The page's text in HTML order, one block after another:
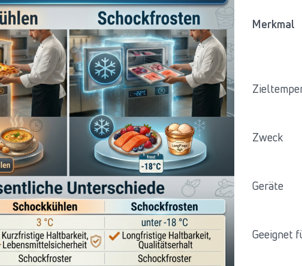
Merkmal
Zweck
Geräte
Geeignet